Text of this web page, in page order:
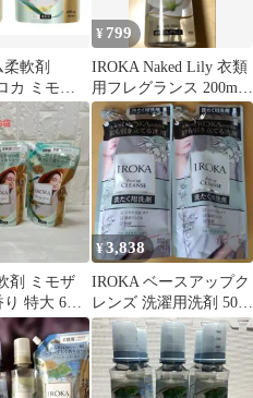
軟剤
カ ミモザ
かえ用
¥ 799
IROKA Naked Lily 衣類
用フレグランス 200ml
新品未開封
剤 ミモザ
特大 6袋
¥3,838
IROKA ベースアップク
レンズ 洗濯用洗剤 500g
x 2袋 イロカ 洗剤